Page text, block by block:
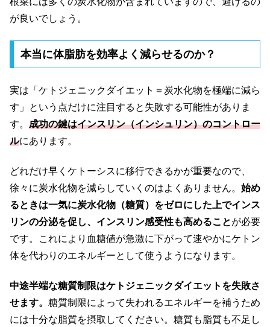
が良いでしょう。
本当に体脂肪を効率よく減らせるのか？
実は「ケトジェニックダイエット＝炭水化物を極端に減ら
す」という点だけに注目すると失敗する可能性がありま
す。 成功の鍵はインスリン（インシュリン）のコントロー
ルにあります。
どれだけ早くケトーシスに移行できるかが重要なので、
徐々に炭水化物を減らしていくのはよくありません。 始め
るときは一気に炭水化物（糖質）をゼロにした上でインス
リンの分泌を促し、インスリン感受性も高めることが必要
です。これにより血糖値が急激に下がって速やかにケトン
体を代わりのエネルギーとして使うようになります。
中途半端な糖質制限はケトジェニックダイエットを失敗さ
せます。 糖質制限によって失われるエネルギーを補うため
には十分な脂質を摂取してください。糖質も脂質も不足し